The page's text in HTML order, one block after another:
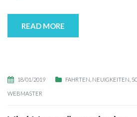
READ MORE
18/01/2019 FAHRTEN NEUIGKEITEN
WEBMASTER